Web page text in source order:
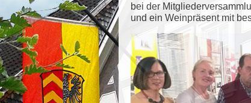
bei der
und ein Weinpräsent mit